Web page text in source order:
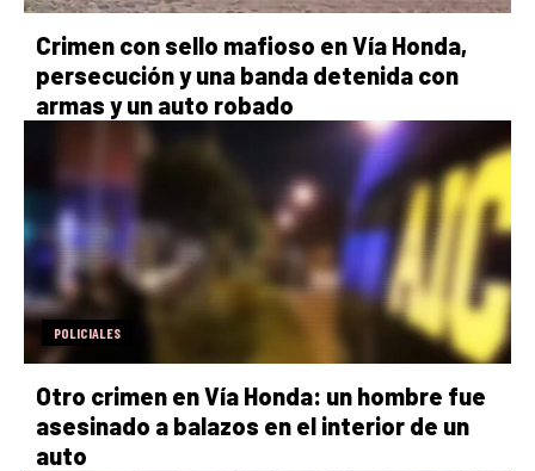
Crimen con sello mafioso en Vía Honda,
persecución y una banda detenida con
armas y un auto robado
POLICIALES
Otro crimen en Vía Honda: un hombre fue
asesinado a balazos en el interior de un
auto